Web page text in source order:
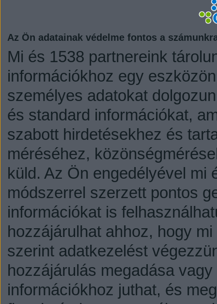
Az Ön adatainak védelme fontos a
Mi és 1538 partnereink
információkhoz egy
személyes adatokat
és standard információkat,
szabott hirdetésekhez és
méréséhez,
küld. Az Ön engedélyével mi
módszerrel szerzett pontos
információkat is
hozzájárulhat ahhoz, hogy
szerint adatkezelést
hozzájárulás megadása
információkhoz juthat, és